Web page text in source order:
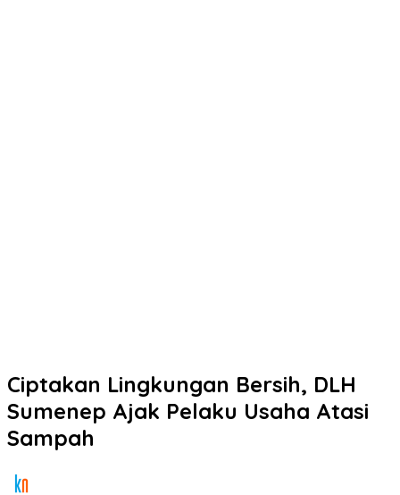
Ciptakan Lingkungan Bersih, DLH
Sumenep Ajak Pelaku Usaha Atasi
Sampah